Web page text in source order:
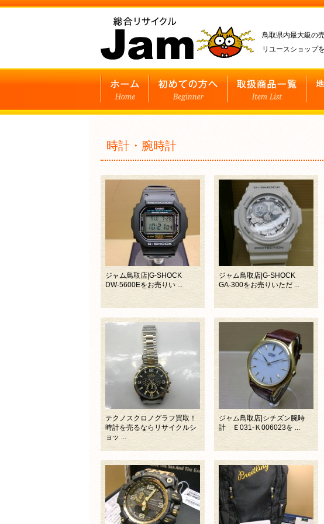
鳥取県内最大級の
リユースショップ
時計・腕時計
ジャム鳥取店|G-SHOCK
DW-5600Eをお売りい ...
ジャム鳥取店|G-SHOCK
GA-300をお売りいただ ...
テクノスクロノグラフ買取！
時計を売るならリサイクルシ
ョッ ...
ジャム鳥取店|シチズン腕時
計 Ｅ031-Ｋ006023を ...